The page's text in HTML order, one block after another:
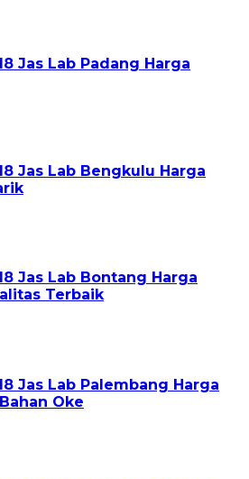
Jas Lab Padang Harga
Jas Lab Bengkulu Harga
Jas Lab Bontang Harga
Terbaik
Jas Lab Palembang Harga
Oke